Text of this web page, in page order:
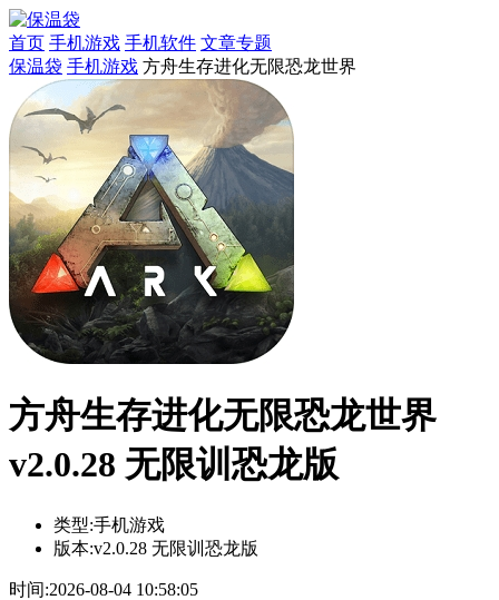
首页 手机游戏 手机软件 文章专题
保温袋 手机游戏 方舟生存进化无限恐龙世界
方舟生存进化无限恐龙世界
v2.0.28 无限训恐龙版
类型:手机游戏
版本:v2.0.28 无限训恐龙版
时间:2026-08-04 10:58:05